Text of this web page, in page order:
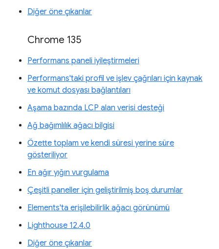
Diğer öne çıkanlar
Chrome 135
Performans paneli iyileştirmeleri
Performans'taki profil ve işlev çağrıları için kaynak
ve komut dosyası bağlantıları
Aşama bazında LCP alan verisi desteği
Ağ bağımlılık ağacı bilgisi
Özette toplam ve kendi süresi yerine süre
gösteriliyor
En ağır yığın vurgulama
Çeşitli paneller için geliştirilmiş boş durumlar
Elements'ta erişilebilirlik ağacı görünümü
Lighthouse 12.4.0
Diğer öne çıkanlar